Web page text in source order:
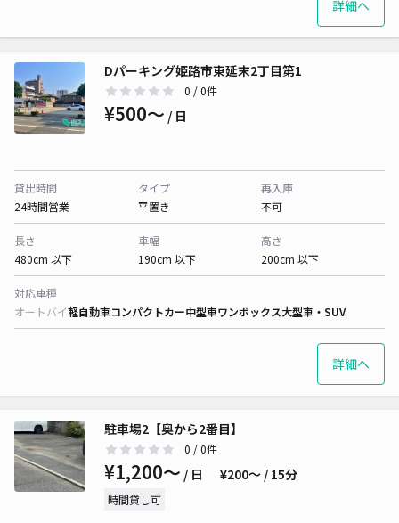
詳細へ
Dパーキング姫路市東延末2丁目第1
0 / 0件
¥500〜 / 日
貸出時間
24時間営業
タイプ
平置き
再入庫
不可
長さ
480cm 以下
車幅
190cm 以下
高さ
200cm 以下
対応車種
オートバイ軽自動車コンパクトカー中型車ワンボックス大型車・SUV
詳細へ
駐車場2【奥から2番目】
0 / 0件
¥1,200〜 / 日 ¥200〜 / 15分
時間貸し可